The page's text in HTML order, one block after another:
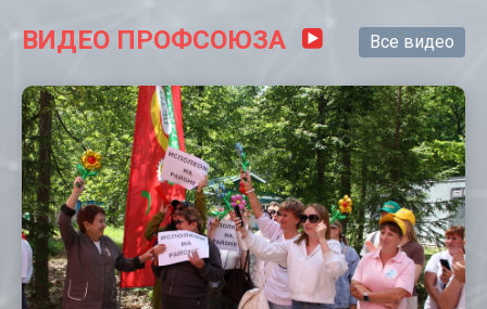
ВИДЕО ПРОФСОЮЗА Все видео